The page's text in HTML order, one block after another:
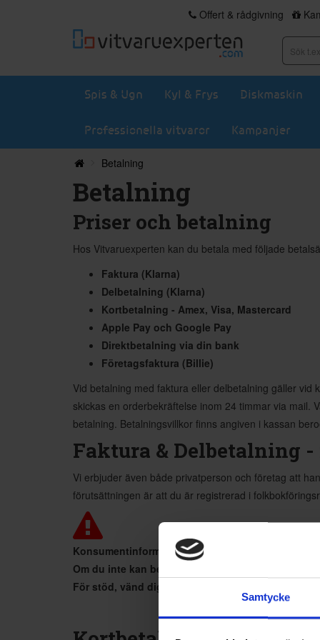
Samtycke
Offert & rådgivning
Spis & Ugn Kyl & Frys Diskmaskin
Professionella vitvaror Kampanjer
Betalning
Betalning
Priser och betalning
Hos Vitvaruexperten kan du betala med följade
Faktura (Klarna)
Delbetalning (Klarna)
Kortbetalning - Amex, Visa, Mastercard
Apple Pay och Google Pay
Direktbetalning via din bank
Företagsfaktura (Billie)
Vid betalning med faktura eller delbetalning gäller
skickas en orderbekräftelse inom 24 timmar via mail.
betalning. Betalningsvillkor finns angiven i kassan
Faktura & Delbetalning
Vi erbjuder även både privatperson och företag att
förutsättningen är att du är registrerad i
Konsumentinformation: Att låna kostar pengar!
Om du inte kan betala tillbaka skulden i tid
För stöd, vänd dig till budget- och